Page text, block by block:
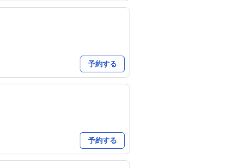
予約する
予約する